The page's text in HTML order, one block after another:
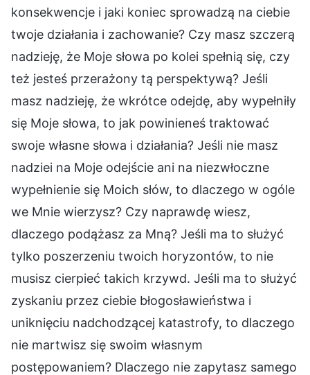
konsekwencje i jaki koniec sprowadzą na ciebie
twoje działania i zachowanie? Czy masz szczerą
nadzieję, że Moje słowa po kolei spełnią się, czy
też jesteś przerażony tą perspektywą? Jeśli
masz nadzieję, że wkrótce odejdę, aby wypełniły
się Moje słowa, to jak powinieneś traktować
swoje własne słowa i działania? Jeśli nie masz
nadziei na Moje odejście ani na niezwłoczne
wypełnienie się Moich słów, to dlaczego w ogóle
we Mnie wierzysz? Czy naprawdę wiesz,
dlaczego podążasz za Mną? Jeśli ma to służyć
tylko poszerzeniu twoich horyzontów, to nie
musisz cierpieć takich krzywd. Jeśli ma to służyć
zyskaniu przez ciebie błogosławieństwa i
uniknięciu nadchodzącej katastrofy, to dlaczego
nie martwisz się swoim własnym
postępowaniem? Dlaczego nie zapytasz samego